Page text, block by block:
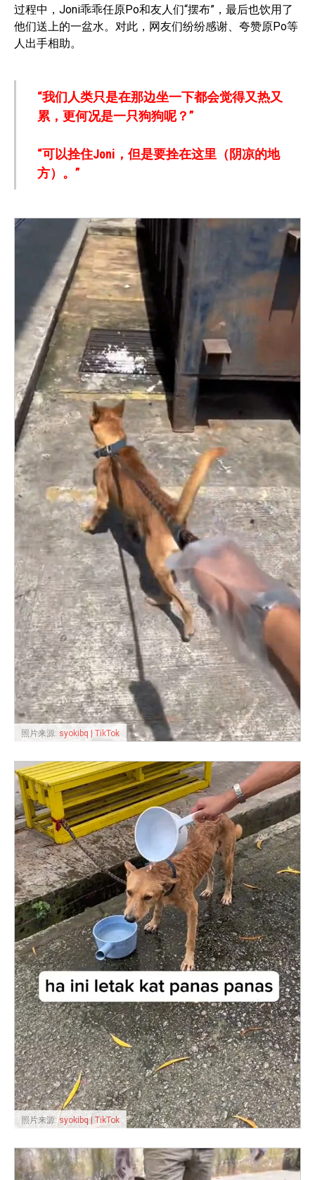
过程中，Joni乖乖任原Po和友人们“摆布”，最后也饮用了
他们送上的一盆水。对此，网友们纷纷感谢、夸赞原Po等
人出手相助。
“我们人类只是在那边坐一下都会觉得又热又
累，更何况是一只狗狗呢？”
“可以拴住Joni，但是要拴在这里（阴凉的地
方）。”
照片来源: syokibq | TikTok
照片来源:syokibq | TikTok